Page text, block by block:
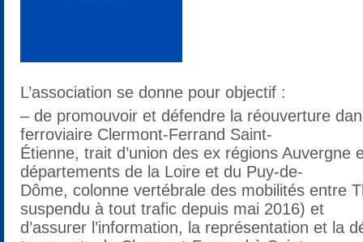
L’association se donne pour objectif :
– de promouvoir et défendre la réouverture
ferroviaire Clermont-Ferrand Saint-
Étienne, trait d’union des ex régions Auvergne
départements de la Loire et du Puy-de-
Dôme, colonne vertébrale des mobilités entre
suspendu à tout trafic depuis mai 2016) et
d’assurer l’information, la représentation et la